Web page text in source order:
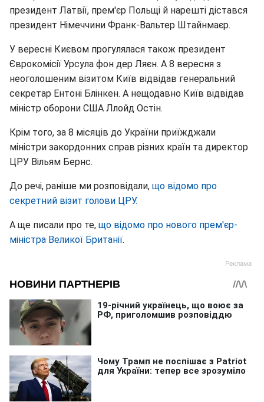
президент Латвії, прем'єр Польщі й нарешті дістався
президент Німеччини Франк-Вальтер Штайнмаєр.
У вересні Києвом прогулялася також президент
Єврокомісії Урсула фон дер Ляєн. А 8 вересня з
неоголошеним візитом Київ відвідав генеральний
секретар Ентоні Блінкен. А нещодавно Київ відвідав
міністр оборони США Ллойд Остін.
Крім того, за 8 місяців до України приїжджали
міністри закордонних справ різних країн та директор
ЦРУ Вільям Бернс.
До речі, раніше ми розповідали, що відомо про
секретний візит голови ЦРУ.
А ще писали про те, що відомо про нового прем'єр-
міністра Великої Британії.